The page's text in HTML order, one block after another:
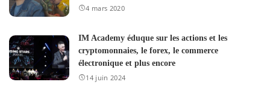
4 mars 2020
IM Academy éduque sur les actions et les
cryptomonnaies, le forex, le commerce
électronique et plus encore
14 juin 2024